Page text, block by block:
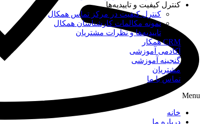
کنترل کیفیت و تاییدیه‌ها
کنترل کیفیت در مرکز تماس همکال
نمونه مکالمات کارشناسان همکال
تاییدیه‌ها و نظرات مشتریان
CRM همکار
آکادمی آموزشی
گنجینه آموزشی
مشتریان
تماس با ما
Menu
خانه
درباره ما